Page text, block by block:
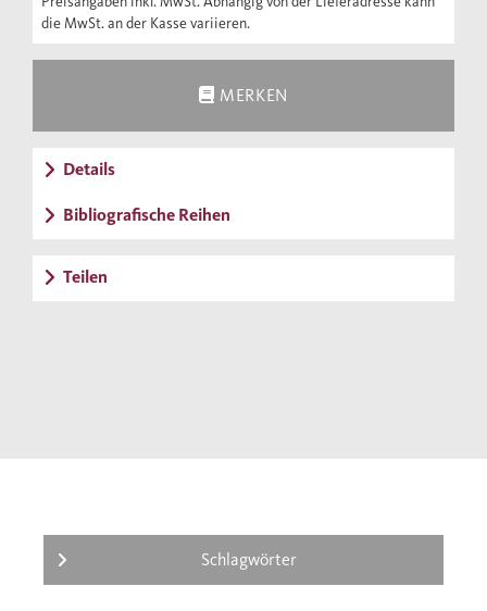
die MwSt. an der Kasse variieren.
MERKEN
Details
Bibliografische Reihen
Teilen
Schlagwörter